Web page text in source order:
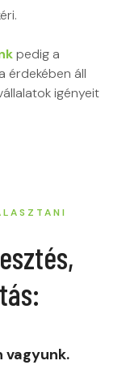
pedig a
érdekében áll
igényeit
vagyunk.